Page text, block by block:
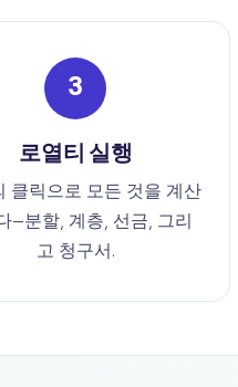
3
로열티 실행
클릭으로 모든 것을 계산
—분할, 계층, 선금, 그리
고 청구서.